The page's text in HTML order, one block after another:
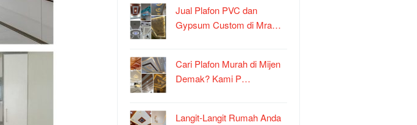
Jual Plafon PVC dan
Gypsum Custom di Mra…
Cari Plafon Murah di Mijen
Demak? Kami P…
Langit-Langit Rumah Anda